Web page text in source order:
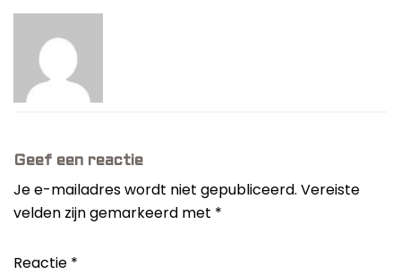
Geef een reactie
Je e-mailadres wordt niet gepubliceerd. Vereiste
velden zijn gemarkeerd met *
Reactie *